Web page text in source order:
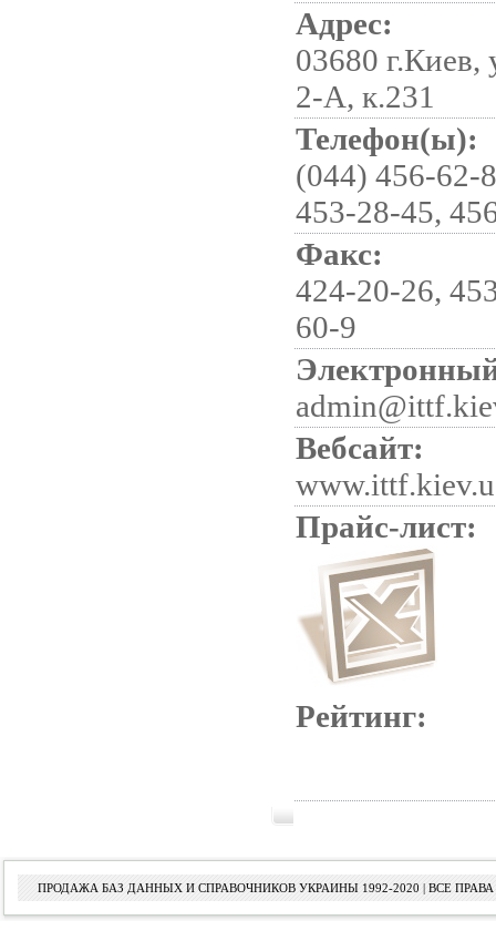
Адрес:
03680 г.Киев,
2-А, к.231
Телефон(ы):
(044) 456-62-
453-28-45,
Факс:
424-20-26,
60-9
Вебсайт:
Прайс-лист:
Рейтинг:
ПРОДАЖА БАЗ ДАННЫХ И СПРАВОЧНИКОВ УКРАИНЫ 1992-2020 | ВСЕ